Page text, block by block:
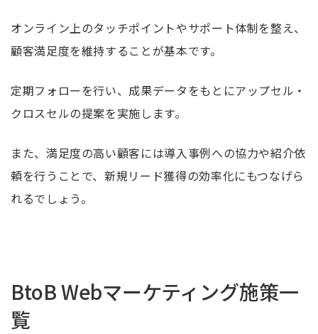
オンライン上のタッチポイントやサポート体制を整え、
顧客満足度を維持することが基本です。
定期フォローを行い、成果データをもとにアップセル・
クロスセルの提案を実施します。
また、満足度の高い顧客には導入事例への協力や紹介依
頼を行うことで、新規リード獲得の効率化にもつなげら
れるでしょう。
BtoB Webマーケティング施策一
覧